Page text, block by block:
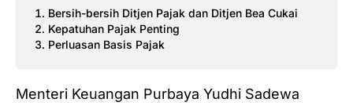
Bersih-bersih Ditjen Pajak dan Ditjen Bea Cukai
Kepatuhan Pajak Penting
Perluasan Basis Pajak
Menteri Keuangan Purbaya Yudhi Sadewa